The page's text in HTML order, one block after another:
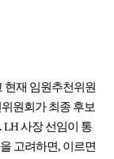
현재 임원추천위원
원회가 최종 후보
LH 사장 선임이 통
고려하면, 이르면